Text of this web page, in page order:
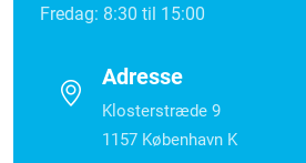
Fredag: 8:30 til 15:00
Adresse
Klosterstræde 9
1157 København K